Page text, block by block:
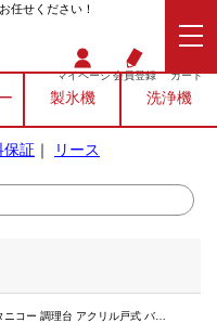
任せください！
マイページ会員登録 カート
製氷機 洗浄機
保証 ｜ リース
調理台 アクリル戸式 バックガードなし